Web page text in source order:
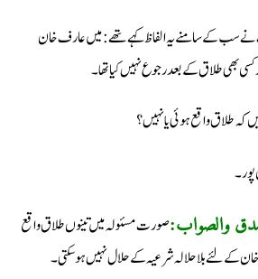
نے سب کے سامنے یہ الفاظ کہے تھے: میں عارف خان
کسی بھی طلاق کے بعد رجوع نہیں کیا تھا۔
کہ طلاق واقع ہوئی یا نہیں؟
والصواب:صورت مسئولہ میں تینوں طلاق واقع
کے لئے بلا حلالہ شرعیہ کے حلال نہیں ہوسکتی۔